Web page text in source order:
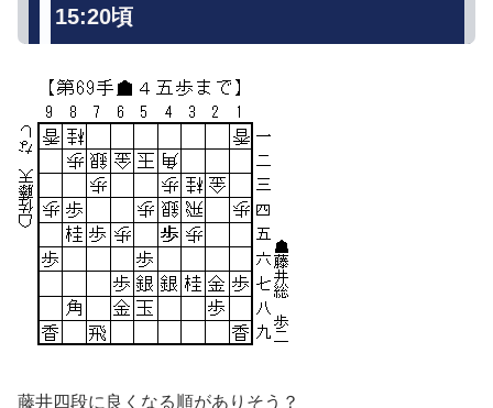
15:20頃
藤井四段に良くなる順がありそう？